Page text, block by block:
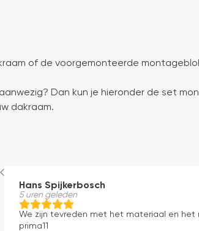
of de voorgemonteerde
Dan kun je hieronder de set
dakraam.
Hans Spijkerbosch
5 uren geleden
We zijn tevreden met het materiaal en het
prima11